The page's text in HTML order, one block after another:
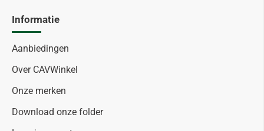
Informatie
Aanbiedingen
Over CAVWinkel
Onze merken
Download onze folder